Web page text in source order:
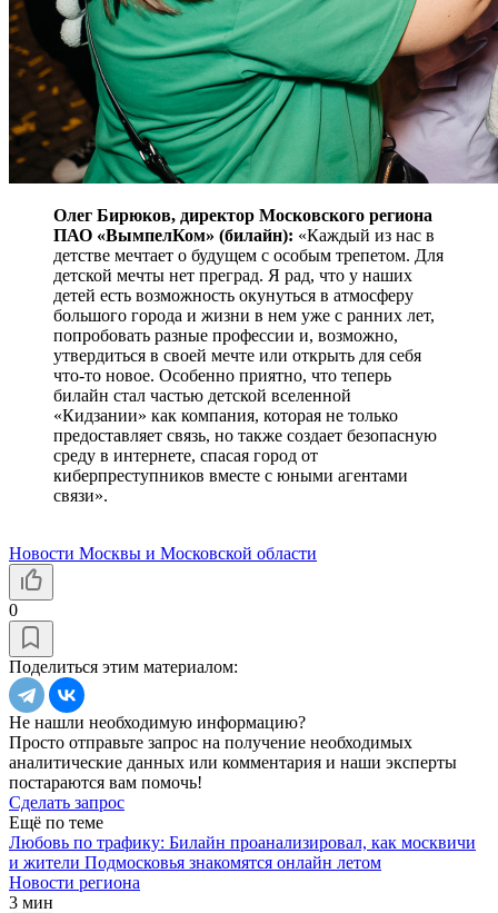
Олег Бирюков, директор Московского региона
ПАО «ВымпелКом» (билайн): «Каждый из нас в
детстве мечтает о будущем с особым трепетом. Для
детской мечты нет преград. Я рад, что у наших
детей есть возможность окунуться в атмосферу
большого города и жизни в нем уже с ранних лет,
попробовать разные профессии и, возможно,
утвердиться в своей мечте или открыть для себя
что-то новое. Особенно приятно, что теперь
билайн стал частью детской вселенной
«Кидзании» как компания, которая не только
предоставляет связь, но также создает безопасную
среду в интернете, спасая город от
киберпреступников вместе с юными агентами
связи».
Новости Москвы и Московской области
0
Поделиться этим материалом:
Не нашли необходимую информацию?
Просто отправьте запрос на получение необходимых
аналитические данных или комментария и наши эксперты
постараются вам помочь!
Сделать запрос
Ещё по теме
Любовь по трафику: Билайн проанализировал, как москвичи
и жители Подмосковья знакомятся онлайн летом
Новости региона
3 мин